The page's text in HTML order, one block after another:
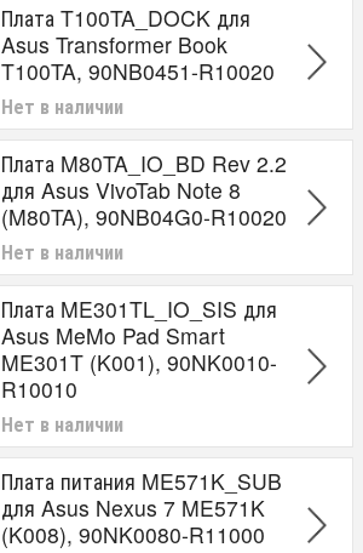
Плата T100TA_DOCK для
Asus Transformer Book
T100TA, 90NB0451-R10020
Нет в наличии
Плата M80TA_IO_BD Rev 2.2
для Asus VivoTab Note 8
(M80TA), 90NB04G0-R10020
Нет в наличии
Плата ME301TL_IO_SIS для
Asus MeMo Pad Smart
ME301T (K001), 90NK0010-
R10010
Нет в наличии
Плата питания ME571K_SUB
для Asus Nexus 7 ME571K
(K008), 90NK0080-R11000